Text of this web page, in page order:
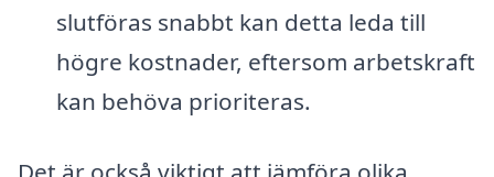
slutföras snabbt kan detta leda till
högre kostnader, eftersom arbetskraft
kan behöva prioriteras.